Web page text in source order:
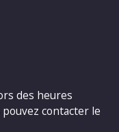
des heures
contacter le